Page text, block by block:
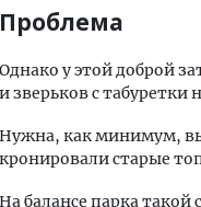
Проблема
Однако у этой доброй
и зверьков с
Нужна, как минимум,
кронировали старые
На балансе парка